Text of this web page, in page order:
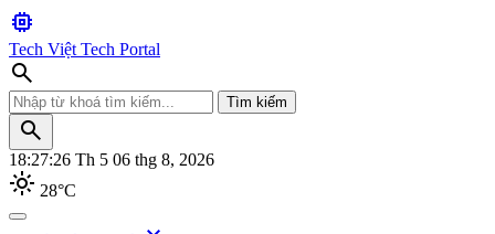
memory
Tech Việt Tech Portal
search
Tìm kiếm
search
18:27:28 Th 5 06 thg 8, 2026
light_mode 28°C